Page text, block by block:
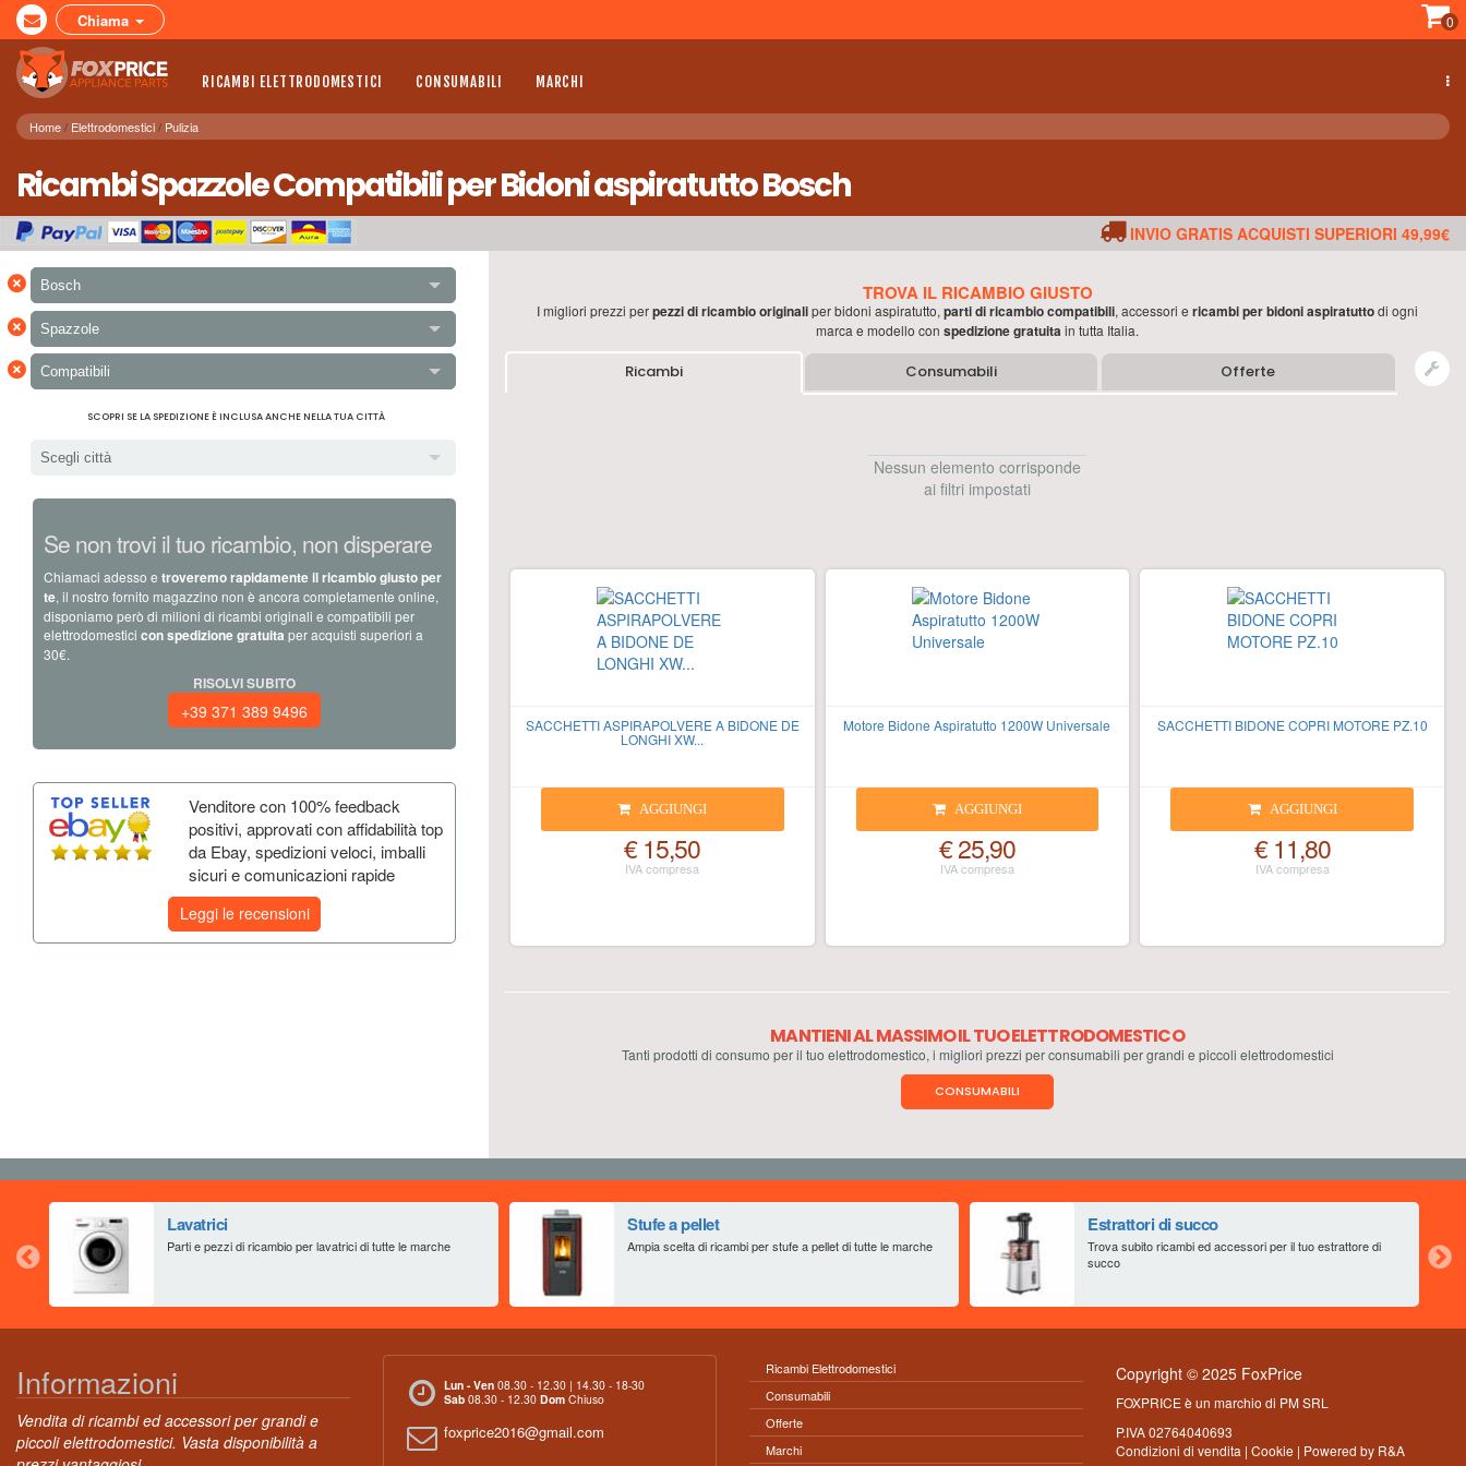
Chiama 0
RICAMBI ELETTRODOMESTICI CONSUMABILI MARCHI
Home Elettrodomestici Pulizia
Ricambi Spazzole Compatibili per Bidoni aspiratutto Bosch
INVIO GRATIS ACQUISTI SUPERIORI 49,99€
× Bosch
× Spazzole
× Compatibili
SCOPRI SE LA SPEDIZIONE È INCLUSA ANCHE NELLA TUA CITTÀ
Scegli città
Se non trovi il tuo ricambio, non disperare
Chiamaci adesso e troveremo rapidamente il ricambio giusto per
te, il nostro fornito magazzino non è ancora completamente online,
disponiamo però di milioni di ricambi originali e compatibili per
elettrodomestici con spedizione gratuita per acquisti superiori a
30€.
RISOLVI SUBITO
+39 371 389 9496
Venditore con 100% feedback
positivi, approvati con affidabilità top
da Ebay, spedizioni veloci, imballi
sicuri e comunicazioni rapide
Leggi le recensioni
TROVA IL RICAMBIO GIUSTO
I migliori prezzi perpezzi di ricambio originaliperbidoni aspiratutto, parti di ricambio compatibili, accessori e ricambi perbidoni aspiratuttodi ogni
marca e modello con spedizione gratuitain tutta Italia.
Ricambi Consumabili Offerte
Nessun elemento corrisponde
ai filtri impostati
SACCHETTI ASPIRAPOLVERE A BIDONE DE
LONGHI XW...
AGGIUNGI
€ 15,50
Motore Bidone Aspiratutto 1200W Universale
AGGIUNGI
€ 25,90
SACCHETTI BIDONE COPRI MOTORE PZ.10
AGGIUNGI
€ 11,80
MANTIENI AL MASSIMO IL TUO ELETTRODOMESTICO
Tanti prodotti di consumo per il tuo elettrodomestico, i migliori prezzi per consumabili per grandi e piccoli elettrodomestici
CONSUMABILI
Lavatrici
Parti e pezzi di ricambio per lavatrici di tutte le marche
Stufe a pellet
Ampia scelta di ricambi per stufe a pellet di tutte le marche
Estrattori di succo
Trova subito ricambi ed accessori per il tuo estrattore di
succo
Informazioni
Vendita di ricambi ed accessori per grandi e
piccoli elettrodomestici. Vasta disponibilità a
Lun - Ven 08.30 - 12.30 | 14.30 - 18-30
Sab 08.30 - 12.30 Dom Chiuso
foxprice2016@gmail.com
Ricambi Elettrodomestici
Consumabili
Offerte
Marchi
Copyright © 2025 FoxPrice
FOXPRICE è un marchio di PM SRL
P.IVA 02764040693
Condizioni di vendita | Cookie | Powered by R&A